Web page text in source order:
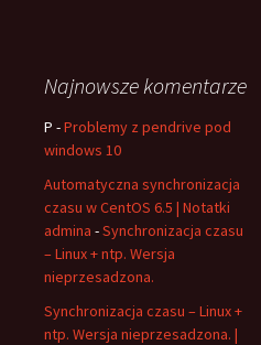
Najnowsze komentarze
P -Problemy z pendrive pod
windows 10
Automatyczna synchronizacja
czasu w CentOS 6.5 | Notatki
admina -Synchronizacja czasu
– Linux + ntp. Wersja
nieprzesadzona.
Synchronizacja czasu – Linux +
ntp. Wersja nieprzesadzona. |